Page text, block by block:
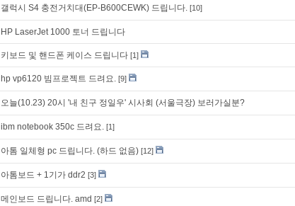
갤럭시 S4 충전거치대(EP-B600CEWK) 드립니다. [10]
HP LaserJet 1000 토너 드립니다
키보드 및 핸드폰 케이스 드립니다 [1]
hp vp6120 빔프로젝트 드려요. [9]
오늘(10.23) 20시 '내 친구 정일우' 시사회 (서울극장) 보러가실분?
ibm notebook 350c 드려요. [1]
아톰 일체형 pc 드립니다. (하드 없음) [12]
아톰보드 + 1기가 ddr2 [3]
메인보드 드립니다. amd [2]